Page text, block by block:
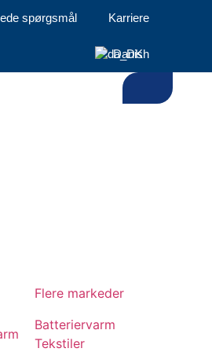
spørgsmål Karriere
Danish
Flere markeder
Batteriervarm
Tekstiler